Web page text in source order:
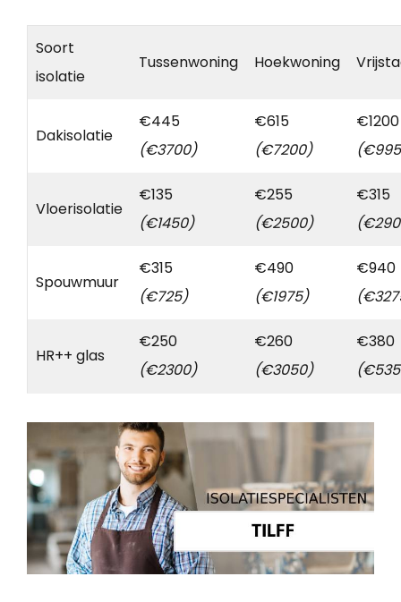
Soort
isolatie
Tussenwoning Hoekwoning
Dakisolatie
€445
(€3700)
€615
(€7200)
€1200
Vloerisolatie
€135
(€1450)
€255
(€2500)
€315
Spouwmuur
€315
(€725)
€490
(€1975)
€940
HR++ glas
€250
(€2300)
€260
(€3050)
€380